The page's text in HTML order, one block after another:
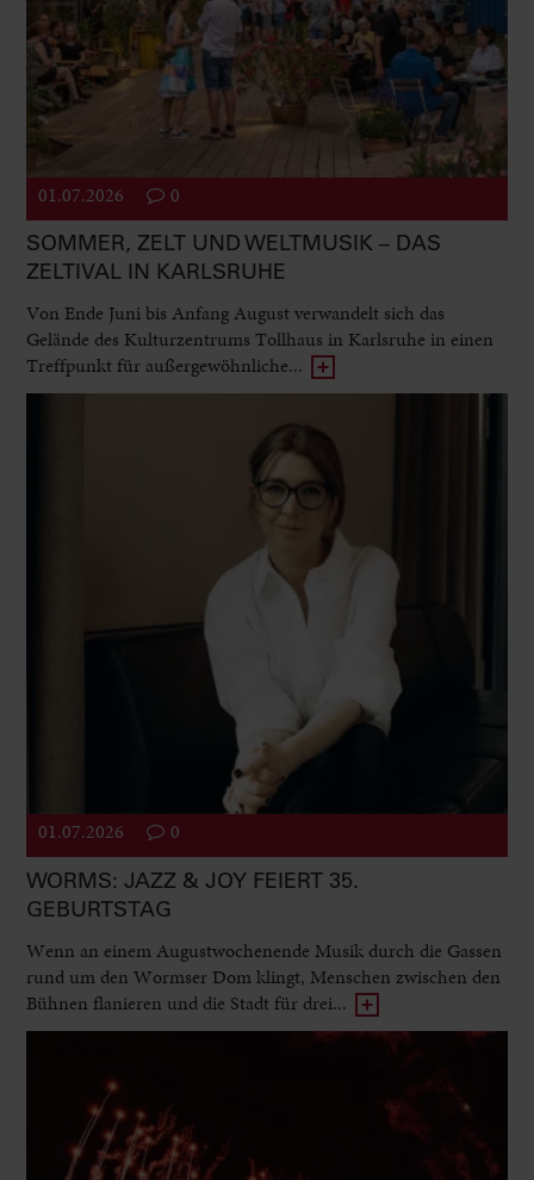
01.07.2026 0
SOMMER, ZELT UND WELTMUSIK – DAS
ZELTIVAL IN KARLSRUHE
Von Ende Juni bis Anfang August verwandelt sich das
Gelände des Kulturzentrums Tollhaus in Karlsruhe in einen
Treffpunkt für außergewöhnliche...
01.07.2026 0
WORMS: JAZZ & JOY FEIERT 35.
GEBURTSTAG
Wenn an einem Augustwochenende Musik durch die Gassen
rund um den Wormser Dom klingt, Menschen zwischen den
Bühnen flanieren und die Stadt für drei...